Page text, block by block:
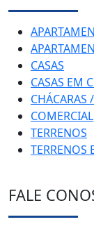
CASAS
CASAS EM
CHÁCARAS
COMERCIAL
TERRENOS
FALE